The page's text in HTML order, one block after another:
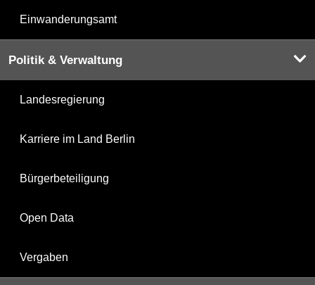
Einwanderungsamt
Politik & Verwaltung
Landesregierung
Karriere im Land Berlin
Bürgerbeteiligung
Open Data
Vergaben